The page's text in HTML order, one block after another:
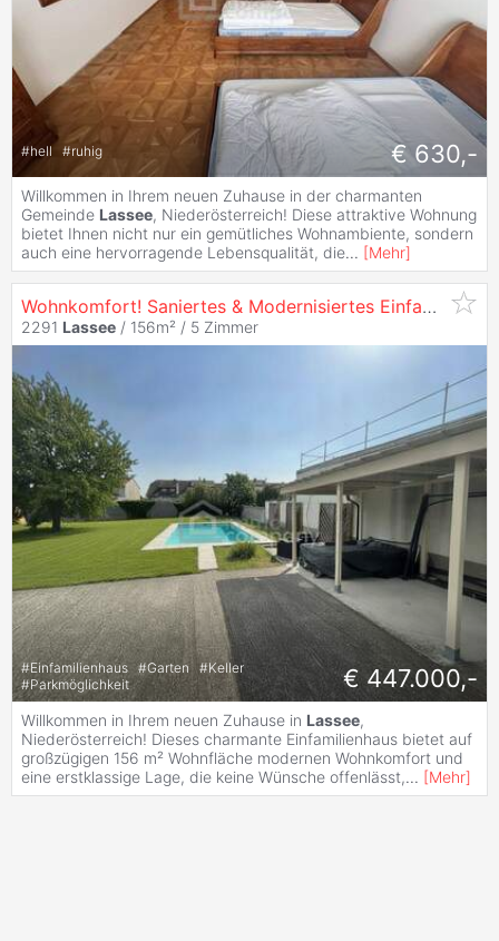
#hell #ruhig € 630,-
Willkommen in Ihrem neuen Zuhause in der charmanten
Gemeinde Lassee, Niederösterreich! Diese attraktive Wohnung
bietet Ihnen nicht nur ein gemütliches Wohnambiente, sondern
auch eine hervorragende Lebensqualität, die... [Mehr]
Wohnkomfort! Saniertes & Modernisiertes Einfamilienhaus auf Doppelgrundstück in
2291 Lassee / 156m² / 5 Zimmer
#Einfamilienhaus #Garten #Keller
#Parkmöglichkeit € 447.000,-
Willkommen in Ihrem neuen Zuhause in Lassee,
Niederösterreich! Dieses charmante Einfamilienhaus bietet auf
großzügigen 156 m² Wohnfläche modernen Wohnkomfort und
eine erstklassige Lage, die keine Wünsche offenlässt,... [Mehr]